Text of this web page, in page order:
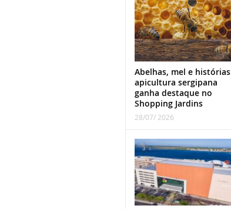
Abelhas, mel e
apicultura sergipana
ganha destaque no
Shopping Jardins
28/07/ 2026